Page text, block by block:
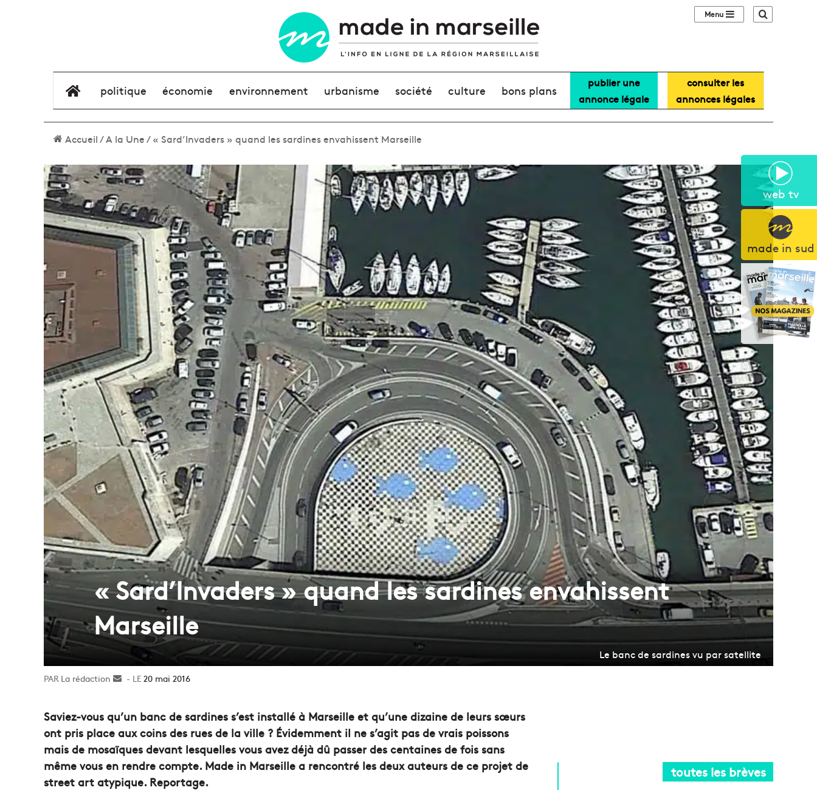
web tv
made in sud
Sidebar (barre
élément de menu
politique économie environnement urbanisme société culture bons plans
publier une
annonce légale
consulter les
annonces légales
Accueil/A la Une/« Sard’Invaders » quand les sardines envahissent Marseille
« Sard’Invaders » quand les sardines envahissent
Marseille
Le banc de sardines vu par satellite
La rédaction
Envoyer20 mai 2016
Saviez-vous qu’un banc de sardines s’est installé à Marseille et qu’une dizaine de leurs sœurs
ont pris place aux coins des rues de la ville ? Évidemment il ne s’agit pas de vrais poissons
mais de mosaïques devant lesquelles vous avez déjà dû passer des centaines de fois sans
même vous en rendre compte. Made in Marseille a rencontré les deux auteurs de ce projet de
street art atypique. Reportage.
toutes les brèves